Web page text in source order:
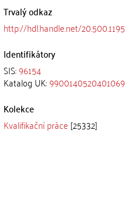
Trvalý odkaz
http://hdl.handle.net/
Identifikátory
SIS:96154
Katalog UK:
Kolekce
Kvalifikační práce [25332]